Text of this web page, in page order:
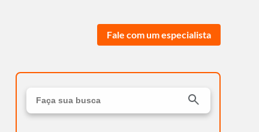
Fale com um especialista